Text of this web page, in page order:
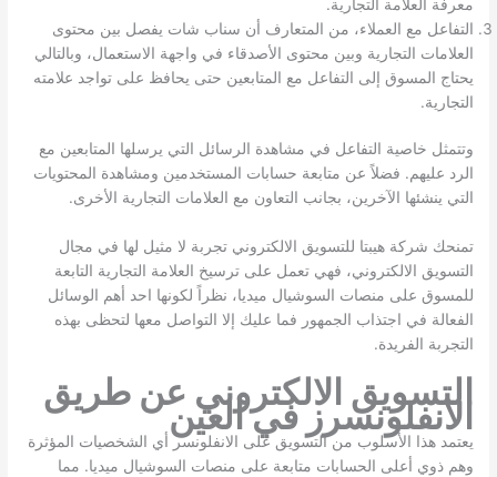
معرفة العلامة التجارية.
التفاعل مع العملاء، من المتعارف أن سناب شات يفصل بين محتوى
العلامات التجارية وبين محتوى الأصدقاء في واجهة الاستعمال، وبالتالي
يحتاج المسوق إلى التفاعل مع المتابعين حتى يحافظ على تواجد علامته
التجارية.
وتتمثل خاصية التفاعل في مشاهدة الرسائل التي يرسلها المتابعين مع
الرد عليهم. فضلاً عن متابعة حسابات المستخدمين ومشاهدة المحتويات
التي ينشئها الآخرين، بجانب التعاون مع العلامات التجارية الأخرى.
تمنحك شركة هيبتا للتسويق الالكتروني تجربة لا مثيل لها في مجال
التسويق الالكتروني، فهي تعمل على ترسيخ العلامة التجارية التابعة
للمسوق على منصات السوشيال ميديا، نظراً لكونها احد أهم الوسائل
الفعالة في اجتذاب الجمهور فما عليك إلا التواصل معها لتحظى بهذه
التجربة الفريدة.
التسويق الالكتروني عن طريق
الانفلونسرز في العين
يعتمد هذا الأسلوب من التسويق على الانفلونسر أي الشخصيات المؤثرة
وهم ذوي أعلى الحسابات متابعة على منصات السوشيال ميديا. مما